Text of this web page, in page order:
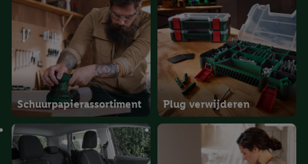
Schuurpapierassortiment Plug verwijderen